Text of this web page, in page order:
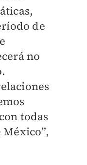
de
no
todas